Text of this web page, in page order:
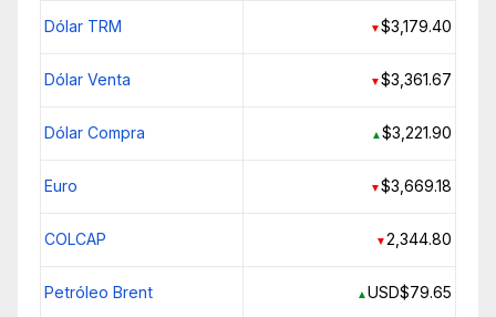
Dólar TRM ▼$3,179.40
Dólar Venta ▼$3,361.67
Dólar Compra ▲$3,221.90
Euro ▼$3,669.18
COLCAP ▼2,344.80
Petróleo Brent ▲USD$79.65